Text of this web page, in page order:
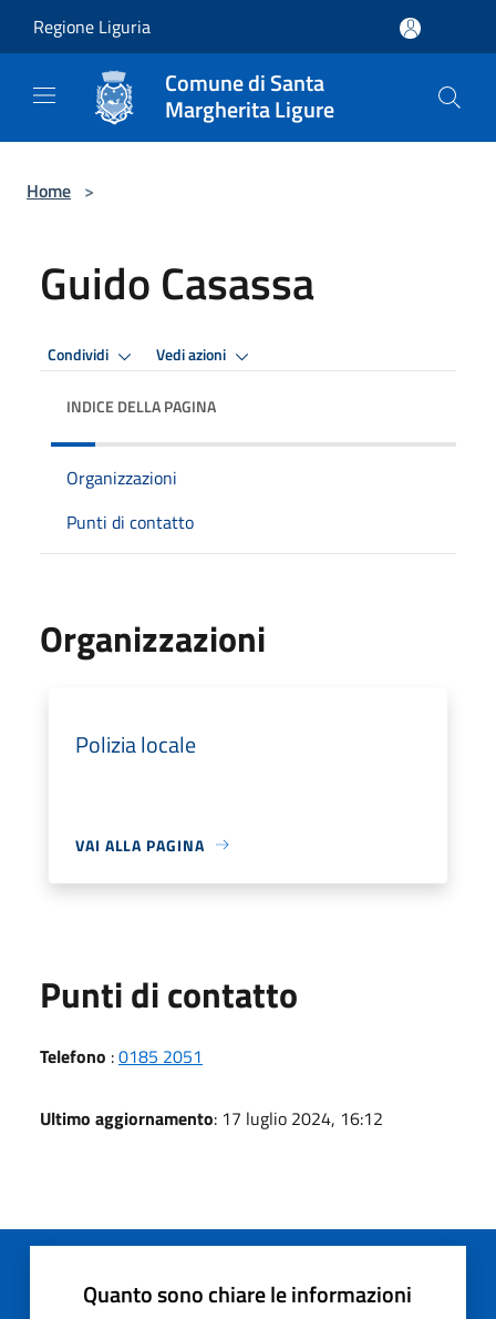
Regione Liguria
Comune di Santa
Margherita Ligure
Home >
Guido Casassa
Condividi Vedi azioni
INDICE DELLA PAGINA
Organizzazioni
Punti di contatto
Organizzazioni
Polizia locale
VAI ALLA PAGINA
Punti di contatto
Telefono :0185 2051
Ultimo aggiornamento: 17 luglio 2024, 16:12
Quanto sono chiare le informazioni